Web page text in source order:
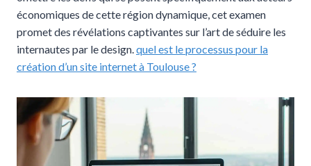
économiques de cette région dynamique, cet examen
promet des révélations captivantes sur l’art de séduire les
internautes par le design.quel est le processus pour la
création d’un site internet à Toulouse ?